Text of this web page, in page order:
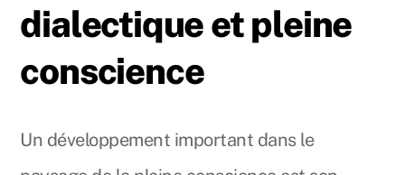
dialectique et pleine
conscience
Un développement important dans le